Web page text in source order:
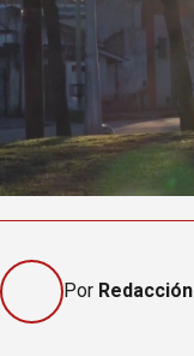
Por Redacción